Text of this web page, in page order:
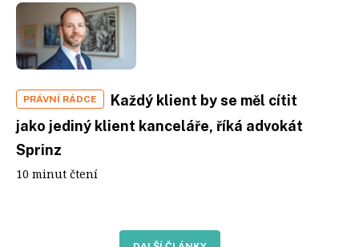
PRÁVNÍ RÁDCE
Každý klient by se měl cítit
jako jediný klient kanceláře, říká advokát
Sprinz
10 minut čtení